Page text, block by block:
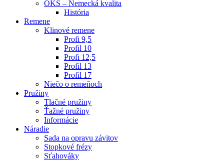
OKS – Nemecká kvalita
História
Remene
Klinové remene
Profi 9,5
Profil 10
Profi 12,5
Profil 13
Profil 17
Niečo o remeňoch
Pružiny
Tlačné pružiny
Ťažné pružiny
Informácie
Náradie
Sada na opravu závitov
Stopkové frézy
Sťahováky